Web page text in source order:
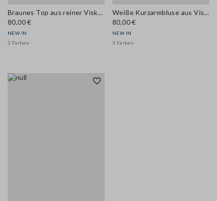
Braunes Top aus reiner Viskose mit V-Ausschnitt und Spitzendetail, Regular Fit
80,00 €
NEW IN
2 Farben
Weiße Kurzarmbluse aus Viskosemix mit Stehkragen
80,00 €
NEW IN
3 Farben